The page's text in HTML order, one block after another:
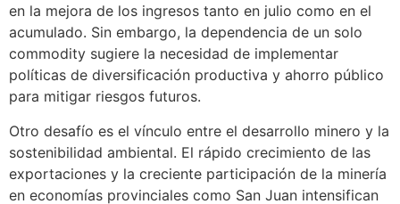
en la mejora de los ingresos tanto en julio como en el
acumulado. Sin embargo, la dependencia de un solo
commodity sugiere la necesidad de implementar
políticas de diversificación productiva y ahorro público
para mitigar riesgos futuros.
Otro desafío es el vínculo entre el desarrollo minero y la
sostenibilidad ambiental. El rápido crecimiento de las
exportaciones y la creciente participación de la minería
en economías provinciales como San Juan intensifican